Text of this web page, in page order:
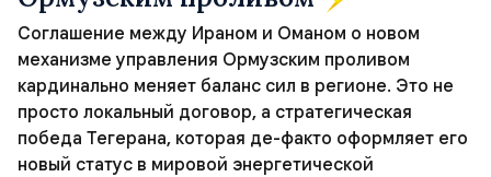
Соглашение между Ираном и Оманом о новом
механизме управления Ормузским проливом
кардинально меняет баланс сил в регионе. Это не
просто локальный договор, а стратегическая
победа Тегерана, которая де-факто оформляет его
новый статус в мировой энергетической